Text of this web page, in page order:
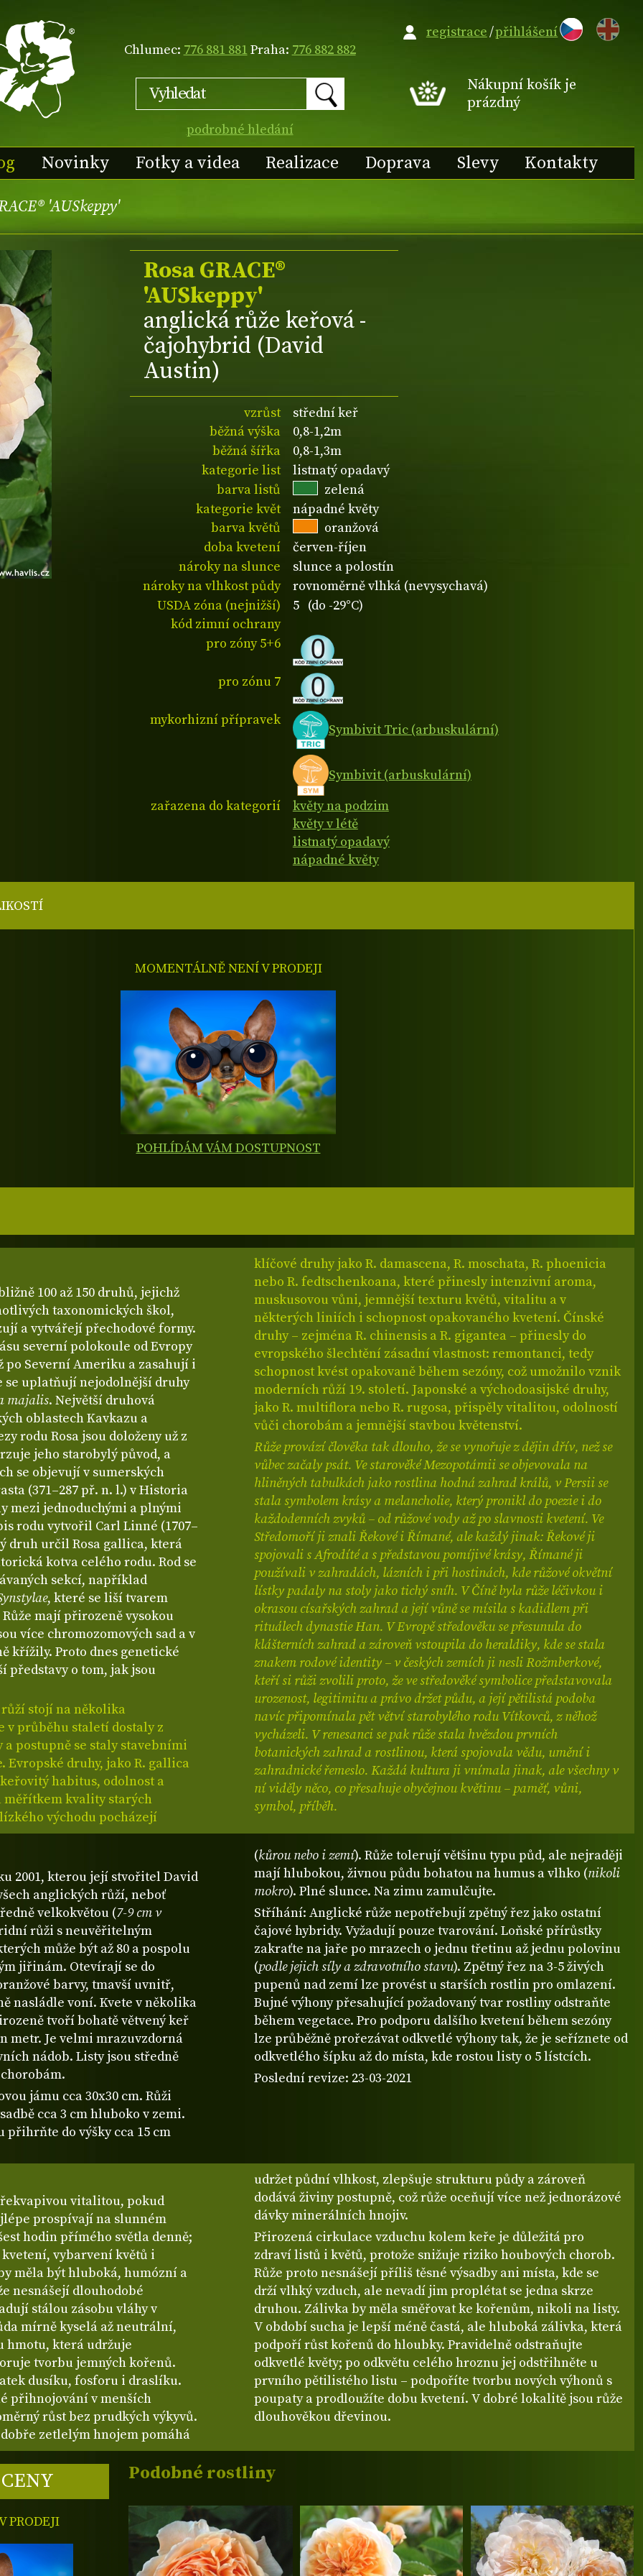
Chlumec: 776 881 881Praha: 776 882 882
podrobné hledání
EN
Nákupní košík je
prázdný
Novinky Fotky a videa Realizace Doprava Slevy Kontakty
registrace/přihlášení
'AUSkeppy'
Rosa GRACE®
'AUSkeppy'
anglická růže keřová -
čajohybrid (David
Austin)
vzrůst
střední keř
běžná výška
0,8-1,2m
běžná šířka
0,8-1,3m
kategorie list
listnatý opadavý
barva listů
zelená
kategorie květ
nápadné květy
barva květů
oranžová
doba kvetení
červen-říjen
nároky na slunce
slunce a polostín
nároky na vlhkost půdy
rovnoměrně vlhká (nevysychavá)
USDA zóna (nejnižší)
5 (do -29°C)
kód zimní ochrany
pro zóny 5+6
pro zónu 7
mykorhizní přípravek
Symbivit Tric (arbuskulární)
Symbivit (arbuskulární)
zařazena do kategorií
květy na podzim
květy v létě
listnatý opadavý
nápadné květy
100 až 150 druhů, jejichž
taxonomických škol,
a vytvářejí přechodové formy.
severní polokoule od Evropy
po Severní Ameriku a zasahují i
se uplatňují nejodolnější druhy
majalis. Největší druhová
oblastech Kavkazu a
rodu Rosa jsou doloženy už z
jeho starobylý původ, a
se objevují v sumerských
(371–287 př. n. l.) v Historia
mezi jednoduchými a plnými
rodu vytvořil Carl Linné (1707–
druh určil Rosa gallica, která
kotva celého rodu. Rod se
sekcí, například
, které se liší tvarem
mají přirozeně vysokou
více chromozomových sad a v
křížily. Proto dnes genetické
představy o tom, jak jsou
stojí na několika
v průběhu staletí dostaly z
a postupně se staly stavebními
druhy, jako R. gallica
habitus, odolnost a
měřítkem kvality starých
východu pocházejí
klíčové druhy jako R. damascena, R. moschata, R. phoenicia
nebo R. fedtschenkoana, které přinesly intenzivní aroma,
muskusovou vůni, jemnější texturu květů, vitalitu a v
některých liniích i schopnost opakovaného kvetení. Čínské
druhy – zejména R. chinensis a R. gigantea – přinesly do
evropského šlechtění zásadní vlastnost: remontanci, tedy
schopnost kvést opakovaně během sezóny, což umožnilo vznik
moderních růží 19. století. Japonské a východoasijské druhy,
jako R. multiflora nebo R. rugosa, přispěly vitalitou, odolností
vůči chorobám a jemnější stavbou květenství.
Růže provází člověka tak dlouho, že se vynořuje z dějin dřív, než se
vůbec začaly psát. Ve starověké Mezopotámii se objevovala na
hliněných tabulkách jako rostlina hodná zahrad králů, v Persii se
stala symbolem krásy a melancholie, který pronikl do poezie i do
každodenních zvyků – od růžové vody až po slavnosti kvetení. Ve
Středomoří ji znali Řekové i Římané, ale každý jinak: Řekové ji
spojovali s Afrodíté a s představou pomíjivé krásy, Římané ji
používali v zahradách, lázních i při hostinách, kde růžové okvětní
lístky padaly na stoly jako tichý sníh. V Číně byla růže léčivkou i
okrasou císařských zahrad a její vůně se mísila s kadidlem při
rituálech dynastie Han. V Evropě středověku se přesunula do
klášterních zahrad a zároveň vstoupila do heraldiky, kde se stala
znakem rodové identity – v českých zemích ji nesli Rožmberkové,
kteří si růži zvolili proto, že ve středověké symbolice představovala
urozenost, legitimitu a právo držet půdu, a její pětilistá podoba
navíc připomínala pět větví starobylého rodu Vítkovců, z něhož
vycházeli. V renesanci se pak růže stala hvězdou prvních
botanických zahrad a rostlinou, která spojovala vědu, umění i
zahradnické řemeslo. Každá kultura ji vnímala jinak, ale všechny v
ní viděly něco, co přesahuje obyčejnou květinu – paměť, vůni,
symbol, příběh.
2001, kterou její stvořitel David
anglických růží, neboť
velkokvětou (7-9 cm v
růži s neuvěřitelným
může být až 80 a pospolu
jiřinám. Otevírají se do
barvy, tmavší uvnitř,
nasládle voní. Kvete v několika
tvoří bohatě větvený keř
metr. Je velmi mrazuvzdorná
nádob. Listy jsou středně
jámu cca 30x30 cm. Růži
cca 3 cm hluboko v zemi.
do výšky cca 15 cm
(kůrou nebo i zemí). Růže tolerují většinu typu půd, ale nejraději
mají hlubokou, živnou půdu bohatou na humus a vlhko (nikoli
mokro). Plné slunce. Na zimu zamulčujte.
Stříhání: Anglické růže nepotřebují zpětný řez jako ostatní
čajové hybridy. Vyžadují pouze tvarování. Loňské přírůstky
zakraťte na jaře po mrazech o jednu třetinu až jednu polovinu
(podle jejich síly a zdravotního stavu). Zpětný řez na 3-5 živých
pupenů nad zemí lze provést u starších rostlin pro omlazení.
Bujné výhony přesahující požadovaný tvar rostliny odstraňte
během vegetace. Pro podporu dalšího kvetení během sezóny
lze průběžně prořezávat odkvetlé výhony tak, že je seříznete od
odkvetlého šípku až do místa, kde rostou listy o 5 lístcích.
Poslední revize: 23-03-2021
vitalitou, pokud
prospívají na slunném
hodin přímého světla denně;
vybarvení květů i
měla být hluboká, humózní a
nesnášejí dlouhodobé
stálou zásobu vláhy v
mírně kyselá až neutrální,
hmotu, která udržuje
tvorbu jemných kořenů.
dusíku, fosforu i draslíku.
přihnojování v menších
růst bez prudkých výkyvů.
zetlelým hnojem pomáhá
udržet půdní vlhkost, zlepšuje strukturu půdy a zároveň
dodává živiny postupně, což růže oceňují více než jednorázové
dávky minerálních hnojiv.
Přirozená cirkulace vzduchu kolem keře je důležitá pro
zdraví listů i květů, protože snižuje riziko houbových chorob.
Růže proto nesnášejí příliš těsné výsadby ani místa, kde se
drží vlhký vzduch, ale nevadí jim proplétat se jedna skrze
druhou. Zálivka by měla směřovat ke kořenům, nikoli na listy.
V období sucha je lepší méně častá, ale hluboká zálivka, která
podpoří růst kořenů do hloubky. Pravidelně odstraňujte
odkvetlé květy; po odkvětu celého hroznu jej odstřihněte u
prvního pětilistého listu – podpoříte tvorbu nových výhonů s
poupaty a prodloužíte dobu kvetení. V dobré lokalitě jsou růže
dlouhověkou dřevinou.
PRODEJI
MOMENTÁLNĚ NENÍ V PRODEJI
POHLÍDÁM VÁM DOSTUPNOST
Podobné rostliny